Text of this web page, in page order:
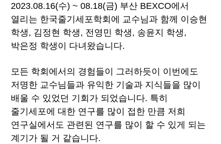
2023.08.16(수) ~ 08.18(금) 부산 BEXCO에서
열리는 한국줄기세포학회에 교수님과 함께 이승현
학생, 김정현 학생, 전영민 학생, 송윤지 학생,
박은정 학생이 다녀왔습니다.
모든 학회에서의 경험들이 그러하듯이 이번에도
저명한 교수님들과 유익한 기술과 지식들을 많이
배울 수 있었던 기회가 되었습니다. 특히
줄기세포에 대한 연구를 많이 접한 만큼 저희
연구실에서도 관련된 연구를 많이 할 수 있게 되는
계기가 될 거 같습니다.